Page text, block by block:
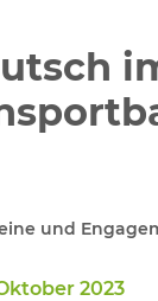
-
und
2023